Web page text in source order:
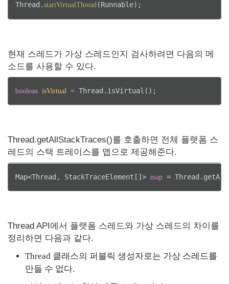
Thread.startVirtualThread
현재 스레드가 가상 스레드인지 검사하려면 다음의 메
소드를 사용할 수 있다.
boolean isVirtual =
Thread.getAllStackTraces()를 호출하면 전체 플랫폼 스
레드의 스택 트레이스를 맵으로 제공해준다.
Map<Thread, StackTraceElement[]> map
Thread API에서 플랫폼 스레드와 가상 스레드의 차이를
정리하면 다음과 같다.
Thread 클래스의 퍼블릭 생성자로는 가상 스레드를
만들 수 없다.